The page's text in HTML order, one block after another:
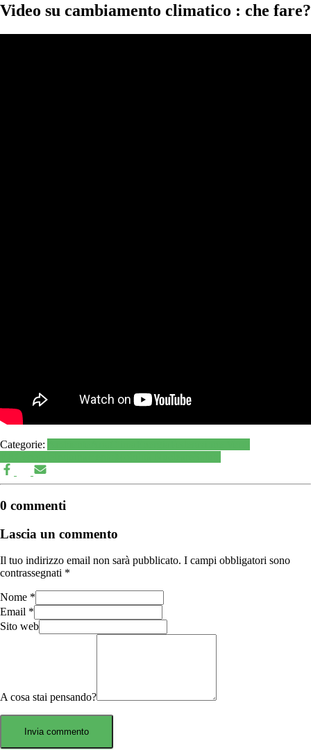
Video su cambiamento climatico : che fare?
Categorie:
0 commenti
Lascia un commento
Il tuo indirizzo email non sarà pubblicato. I campi obbligatori sono
contrassegnati *
Nome *
Email *
Sito web
A cosa stai pensando?